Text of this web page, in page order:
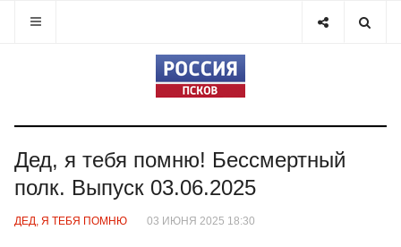
Дед, я тебя помню! Бессмертный
полк. Выпуск 03.06.2025
ДЕД, Я ТЕБЯ ПОМНЮ 03 ИЮНЯ 2025 18:30